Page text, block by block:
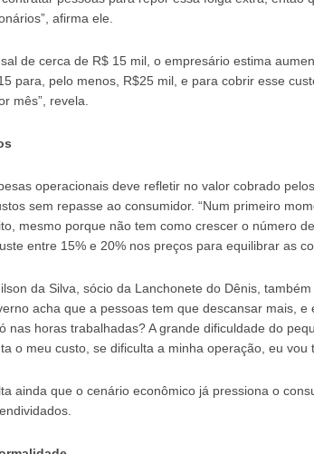
afirma ele.
de cerca de R$ 15 mil, o empresário estima
para, pelo menos, R$25 mil, e para cobrir esse
mês”, revela.
operacionais deve refletir no valor cobrado
sem repasse ao consumidor. “Num primeiro
mesmo porque não tem como crescer o número
entre 15% e 20% nos preços para equilibrar as
da Silva, sócio da Lanchonete do Dênis,
acha que a pessoas tem que descansar mais, e
nas horas trabalhadas? A grande dificuldade do
o meu custo, se dificulta a minha operação, eu vou
ainda que o cenário econômico já pressiona o